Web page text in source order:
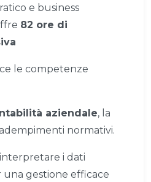
e business
82 ore di
le competenze
aziendale, la
normativi.
i dati
una gestione efficace